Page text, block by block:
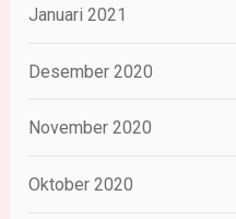
Januari 2021
Desember 2020
November 2020
Oktober 2020